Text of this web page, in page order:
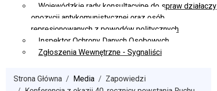
Wojewódzkie rady konsultacyjne do spraw działaczy
opozycji antykomunistycznej oraz osób
represjonowanych z powodów politycznych
Inspektor Ochrony Danych Osobowych
Zgłoszenia Wewnętrzne - Sygnaliści
Strona Główna Media
Zapowiedzi